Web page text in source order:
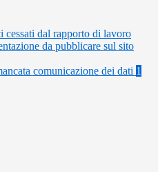
cessati dal rapporto di lavoro
da pubblicare sul sito
comunicazione dei dati 1